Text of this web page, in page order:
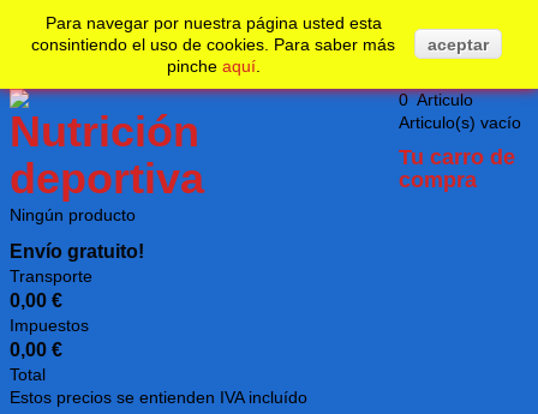
0Articulo
Articulo(s) vacío
Tu carro de
compra
Ningún producto
Envío gratuito!
Transporte
0,00 €
Impuestos
0,00 €
Total
Estos precios se entienden IVA incluído
Para navegar por nuestra página usted esta
consintiendo el uso de cookies. Para saber más
pinche aquí.
aceptar